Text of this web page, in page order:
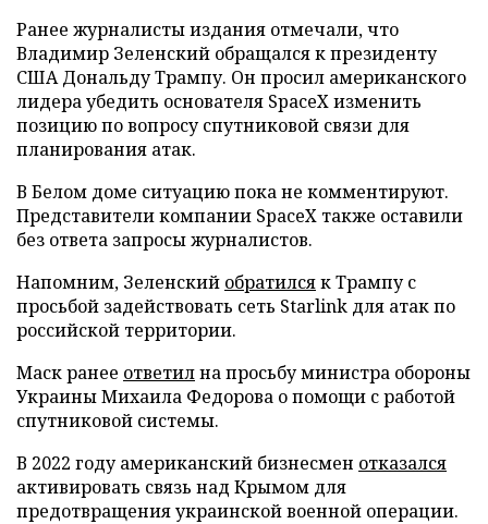
Ранее журналисты издания отмечали, что
Владимир Зеленский обращался к президенту
США Дональду Трампу. Он просил американского
лидера убедить основателя SpaceX изменить
позицию по вопросу спутниковой связи для
планирования атак.
В Белом доме ситуацию пока не комментируют.
Представители компании SpaceX также оставили
без ответа запросы журналистов.
Напомним, Зеленский обратилсяк Трампу с
просьбой задействовать сеть Starlink для атак по
российской территории.
Маск ранее ответилна просьбу министра обороны
Украины Михаила Федорова о помощи с работой
спутниковой системы.
В 2022 году американский бизнесмен отказался
активировать связь над Крымом для
предотвращения украинской военной операции.